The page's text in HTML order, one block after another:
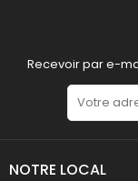
Recevoir par e-
NOTRE LOCAL